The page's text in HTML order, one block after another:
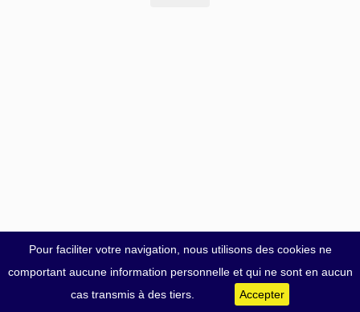
Pour faciliter votre navigation, nous utilisons des cookies ne
comportant aucune information personnelle et qui ne sont en aucun
cas transmis à des tiers.
Accepter